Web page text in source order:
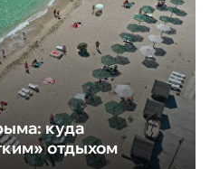
куда
отдыхом